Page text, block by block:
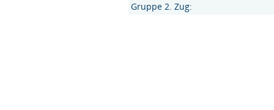
Gruppe 2. Zug: